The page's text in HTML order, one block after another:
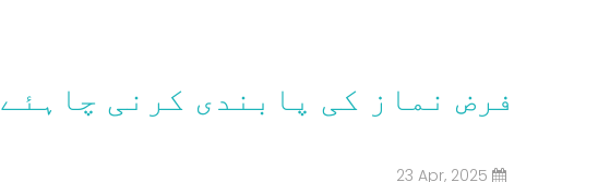
فرض نماز کی پابندی کرنی چاہئے
23 Apr, 2025